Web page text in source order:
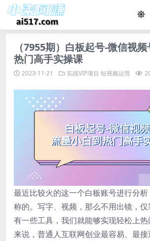
（7955期）白板起号-微信视
热门高手实操课
2023-11-21 实战VIP项目 短视频运营
最近比较火的这一个白板账号进行分
称的。写字、视频，那么不用出镜，
有一些工具，我们就能够实现轻松上
来说，普通人互联网创业最容易、最接